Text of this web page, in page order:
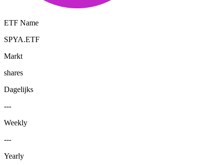
ETF Name
SPYA.ETF
Markt
shares
Dagelijks
---
Weekly
---
Yearly